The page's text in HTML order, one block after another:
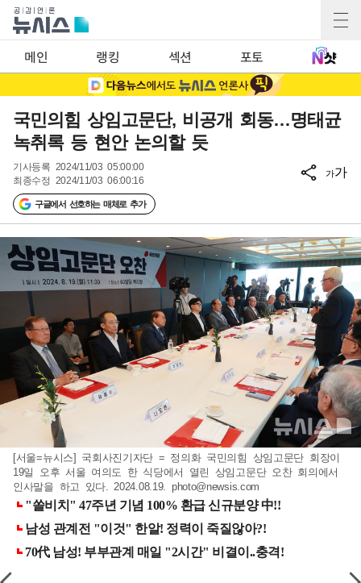
메인 랭킹 섹션 포토
국민의힘 상임고문단, 비공개 회동…명태균
녹취록 등 현안 논의할 듯
기사등록 2024/11/03 05:00:00
최종수정 2024/11/03 06:00:16
구글에서 선호하는 매체로 추가
가가
[서울=뉴시스] 국회사진기자단 = 정의화 국민의힘 상임고문단 회장이
19일 오후 서울 여의도 한 식당에서 열린 상임고문단 오찬 회의에서
인사말을 하고 있다. 2024.08.19. photo@newsis.com